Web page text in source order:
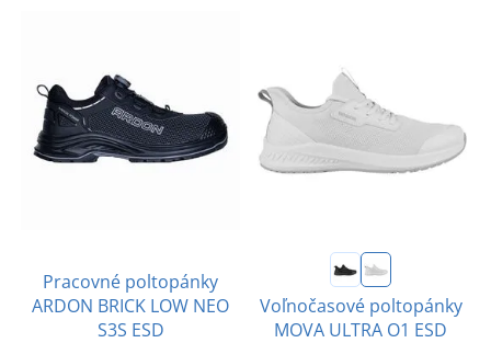
Pracovné poltopánky
ARDON BRICK LOW NEO
S3S ESD
Voľnočasové poltopánky
MOVA ULTRA O1 ESD